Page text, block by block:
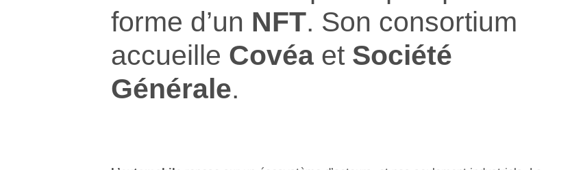
forme d’un NFT. Son consortium
accueille Covéa et Société
Générale.